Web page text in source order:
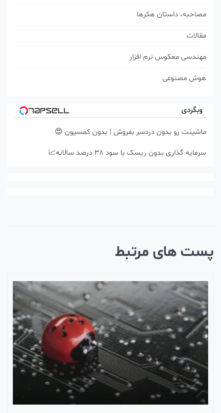
مصاحبه، داستان هکرها
مقالات
مهندسی معکوس نرم افزار
هوش مصنوعی
وبگردی
ماشینت رو بدون دردسر بفروش | بدون کمسیون 😍
سرمایه گذاری بدون ریسک با سود 38 درصد سالانه📈
های مرتبط